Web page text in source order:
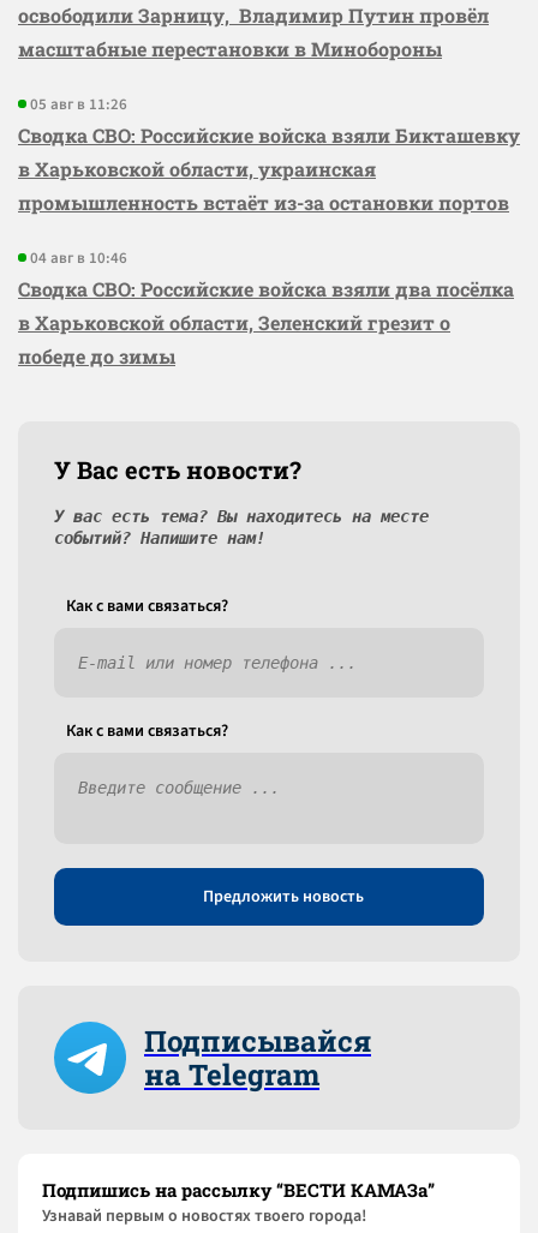
освободили Зарницу, Владимир Путин провёл
масштабные перестановки в Минобороны
05 авг в 11:26
Сводка СВО: Российские войска взяли Бикташевку
в Харьковской области, украинская
промышленность встаёт из-за остановки портов
04 авг в 10:46
Сводка СВО: Российские войска взяли два посёлка
в Харьковской области, Зеленский грезит о
победе до зимы
У Вас есть новости?
У вас есть тема? Вы находитесь на месте
событий? Напишите нам!
Как c вами связаться?
Как c вами связаться?
Предложить новость
Подписывайся
на Telegram
Подпишись на рассылку “ВЕСТИ КАМАЗа”
Узнaвай первым о новостях твоего города!